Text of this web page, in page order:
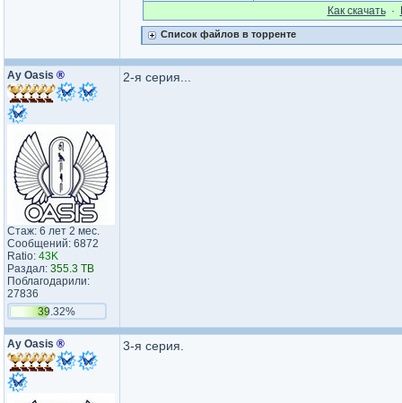
Как cкачать·
Список файлов в торренте
Ay Oasis ®
Стаж: 6 лет 2 мес.
Сообщений: 6872
Ratio: 43K
Раздал: 355.3 TB
Поблагодарили:
27836
39.32%
2-я серия...
Ay Oasis ® 3-я серия.